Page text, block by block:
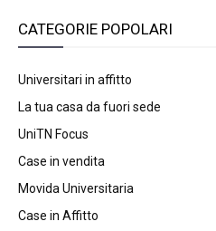
CATEGORIE POPOLARI
Universitari in affitto
La tua casa da fuori sede
UniTN Focus
Case in vendita
Movida Universitaria
Case in Affitto